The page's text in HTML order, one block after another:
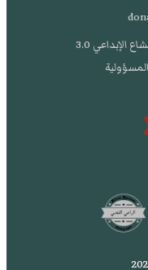
الإبداعي 3.0